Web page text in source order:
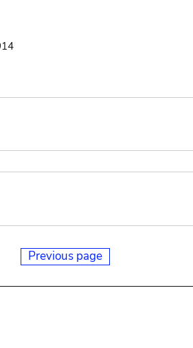
Previous page